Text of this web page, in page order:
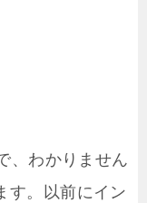
、わかりません
す。以前にイン